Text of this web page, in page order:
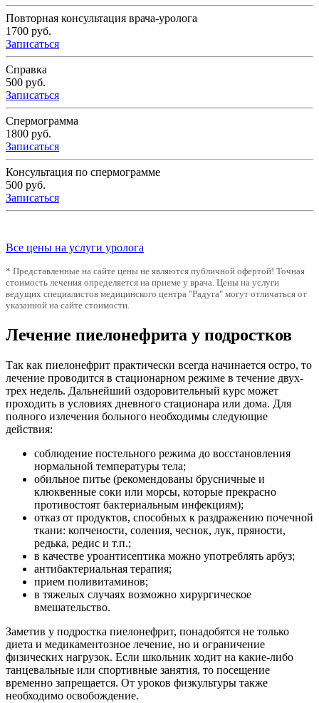
Повторная консультация врача-уролога
1700 руб.
Записаться
Справка
500 руб.
Записаться
Спермограмма
1800 руб.
Записаться
Консультация по спермограмме
500 руб.
Записаться
Все цены на услуги уролога
* Представленные на сайте цены не являются публичной офертой! Точная
стоимость лечения определяется на приеме у врача. Цены на услуги
ведущих специалистов медицинского центра "Радуга" могут отличаться от
указанной на сайте стоимости.
Лечение пиелонефрита у подростков
Так как пиелонефрит практически всегда начинается остро, то
лечение проводится в стационарном режиме в течение двух-
трех недель. Дальнейший оздоровительный курс может
проходить в условиях дневного стационара или дома. Для
полного излечения больного необходимы следующие
действия:
соблюдение постельного режима до восстановления
нормальной температуры тела;
обильное питье (рекомендованы брусничные и
клюквенные соки или морсы, которые прекрасно
противостоят бактериальным инфекциям);
отказ от продуктов, способных к раздражению почечной
ткани: копчености, соления, чеснок, лук, пряности,
редька, редис и т.п.;
в качестве уроантисептика можно употреблять арбуз;
антибактериальная терапия;
прием поливитаминов;
в тяжелых случаях возможно хирургическое
вмешательство.
Заметив у подростка пиелонефрит, понадобятся не только
диета и медикаментозное лечение, но и ограничение
физических нагрузок. Если школьник ходит на какие-либо
танцевальные или спортивные занятия, то посещение
временно запрещается. От уроков физкультуры также
необходимо освобождение.